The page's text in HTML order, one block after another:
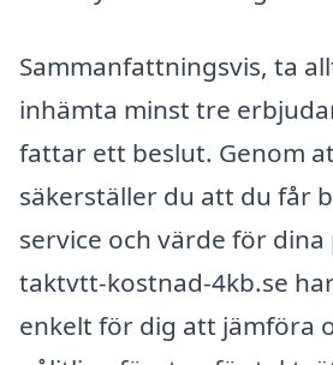
Sammanfattningsvis, ta
inhämta minst tre
fattar ett beslut. Genom
säkerställer du att du får
service och värde för dina
taktvtt-kostnad-4kb.se
enkelt för dig att jämföra